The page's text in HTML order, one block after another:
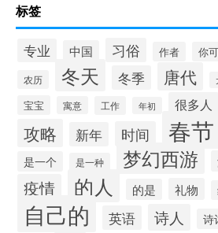
标签
专业 中国 习俗 作者 你
农历 冬天 冬季 唐代
宝宝 寓意 工作 年初 很多人
攻略 新年 时间 春节
是一个 是一种 梦幻西游
疫情 的人 的是 礼物
自己的 英语 诗人 诗